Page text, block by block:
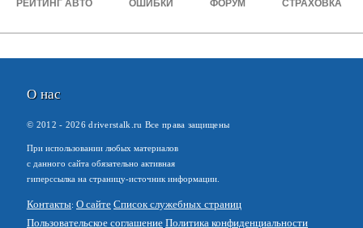
РЕЙТИНГ АВТО ОШИБКИ ФОРУМ СТРАХОВКА
О нас
© 2012 - 2026driverstalk.ru Все права защищены
При использовании любых материалов
с данного сайта обязательно активная
гиперссылка на страницу-источник информации.
Контакты О сайте Список служебных страниц
Пользовательское соглашение Политика конфиденциальности